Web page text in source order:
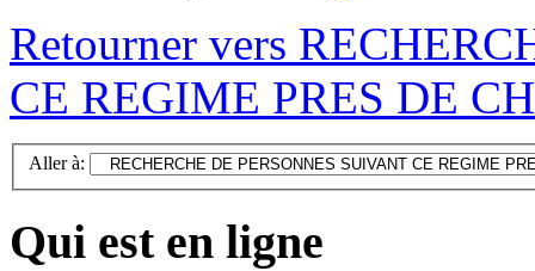
Retourner vers
CE REGIME PRES DE
Aller à:
Qui est en ligne